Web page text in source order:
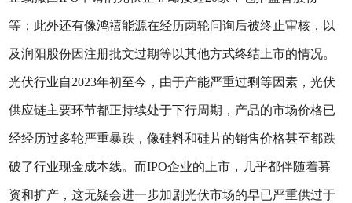
等；此外还有像鸿禧能源在经历两轮问询后被终止审核，以
及润阳股份因注册批文过期等以其他方式终结上市的情况。
光伏行业自2023年初至今，由于产能严重过剩等因素，光伏
供应链主要环节都正持续处于下行周期，产品的市场价格已
经经历过多轮严重暴跌，像硅料和硅片的销售价格甚至都跌
破了行业现金成本线。而IPO企业的上市，几乎都伴随着募
资和扩产，这无疑会进一步加剧光伏市场的早已严重供过于